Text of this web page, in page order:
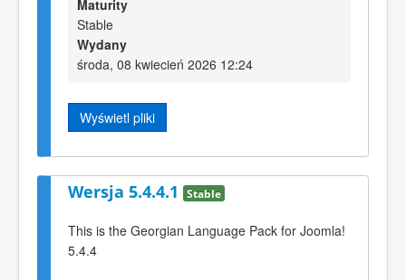
Maturity
Stable
Wydany
środa, 08 kwiecień 2026 12:24
Wyświetl pliki
Wersja 5.4.4.1 Stable
This is the Georgian Language Pack for Joomla!
5.4.4